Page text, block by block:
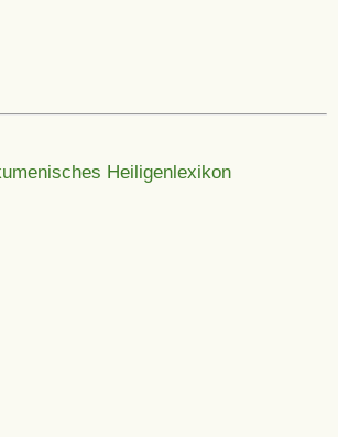
Heiligenlexikon